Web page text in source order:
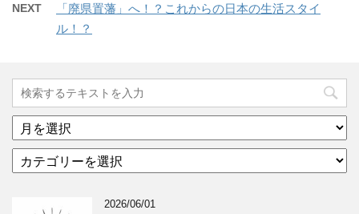
NEXT
「廃県置藩」へ！？これからの日本の生活スタイ
ル！？
ア
ー
イ
テ
2026/06/01